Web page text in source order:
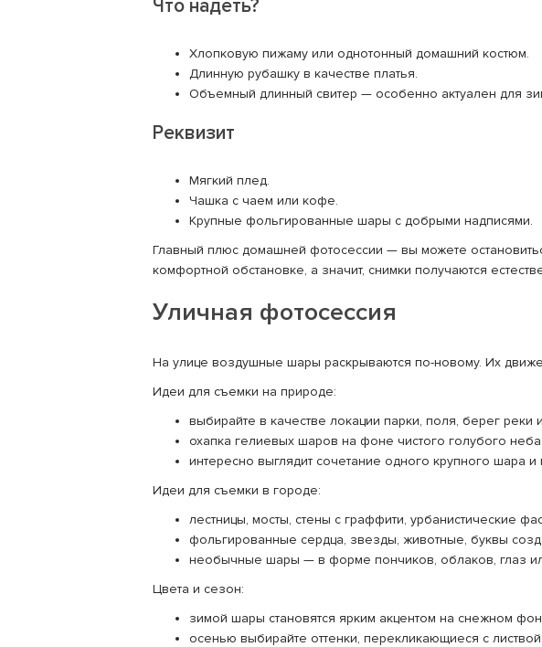
Что надеть?
Хлопковую пижаму или однотонный домашний костюм.
Длинную рубашку в качестве платья.
Объемный длинный свитер — особенно актуален для
Реквизит
Мягкий плед.
Чашка с чаем или кофе.
Крупные фольгированные шары с добрыми надписями.
Главный плюс домашней фотосессии — вы можете
комфортной обстановке, а значит, снимки получаются
Уличная фотосессия
На улице воздушные шары раскрываются по-новому. Их
Идеи для съемки на природе:
выбирайте в качестве локации парки, поля, берег
охапка гелиевых шаров на фоне чистого голубого
интересно выглядит сочетание одного крупного шара
Идеи для съемки в городе:
лестницы, мосты, стены с граффити, урбанистические
фольгированные сердца, звезды, животные, буквы
необычные шары — в форме пончиков, облаков, глаз
Цвета и сезон:
зимой шары становятся ярким акцентом на снежном
осенью выбирайте оттенки, перекликающиеся с